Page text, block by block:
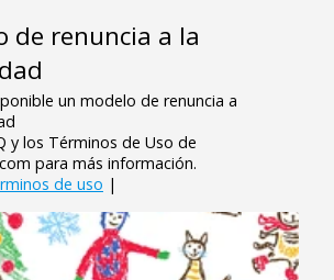
de renuncia a la
un modelo de renuncia a
y los Términos de Uso de
para más información.
de uso |